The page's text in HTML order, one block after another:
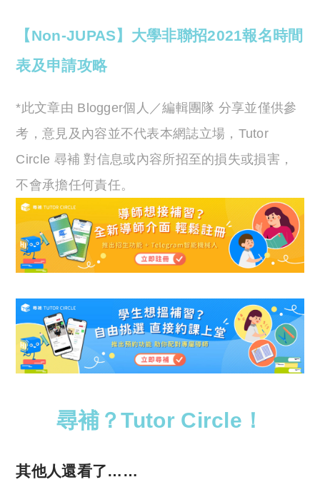
【Non-JUPAS】大學非聯招2021報名時間
表及申請攻略
*此文章由 Blogger個人／編輯團隊 分享並僅供參
考，意見及內容並不代表本網誌立場，Tutor
Circle 尋補 對信息或內容所招至的損失或損害，
不會承擔任何責任。
尋補？Tutor Circle！
其他人還看了……